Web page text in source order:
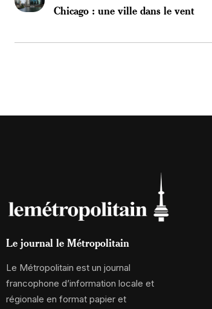
Chicago : une ville dans le vent
Le journal le Métropolitain
Le Métropolitain est un journal
francophone d’information locale et
régionale en format papier et